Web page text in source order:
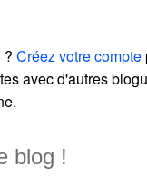
? Créez votre compte
avec d'autres
blog !